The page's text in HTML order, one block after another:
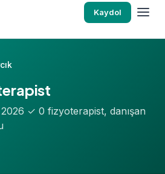
Kaydol
✓ 0 fizyoterapist, danışan